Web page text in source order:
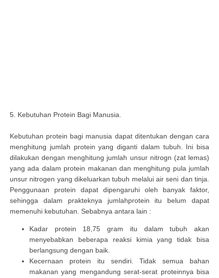
5. Kebutuhan Protein Bagi Manusia.
Kebutuhan protein bagi manusia dapat ditentukan dengan cara
menghitung jumlah protein yang diganti dalam tubuh. Ini bisa
dilakukan dengan menghitung jumlah unsur nitrogn (zat lemas)
yang ada dalam protein makanan dan menghitung pula jumlah
unsur nitrogen yang dikeluarkan tubuh melalui air seni dan tinja.
Penggunaan protein dapat dipengaruhi oleh banyak faktor,
sehingga dalam prakteknya jumlahprotein itu belum dapat
memenuhi kebutuhan. Sebabnya antara lain :
Kadar protein 18,75 gram itu dalam tubuh akan
menyebabkan beberapa reaksi kimia yang tidak bisa
berlangsung dengan baik.
Kecernaan protein itu sendiri. Tidak semua bahan
makanan yang mengandung serat-serat proteinnya bisa